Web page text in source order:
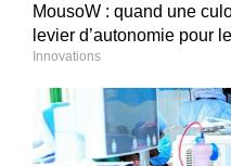
MousoW : quand une
levier d’autonomie pour
Innovations